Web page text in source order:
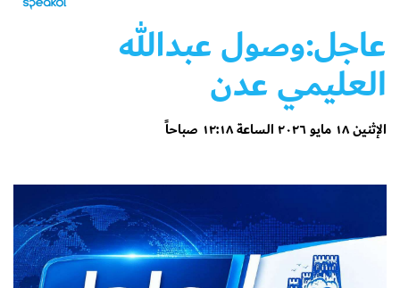
عاجل:وصول عبدالله
العليمي عدن
الإثنين ١٨ مايو ٢٠٢٦ الساعة ١٢:١٨ صباحاً